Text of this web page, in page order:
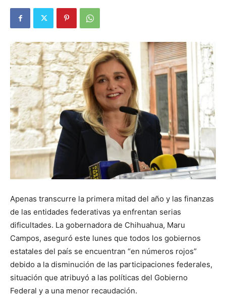
Apenas transcurre la primera mitad del año y las finanzas
de las entidades federativas ya enfrentan serias
dificultades. La gobernadora de Chihuahua, Maru
Campos, aseguró este lunes que todos los gobiernos
estatales del país se encuentran “en números rojos”
debido a la disminución de las participaciones federales,
situación que atribuyó a las políticas del Gobierno
Federal y a una menor recaudación.